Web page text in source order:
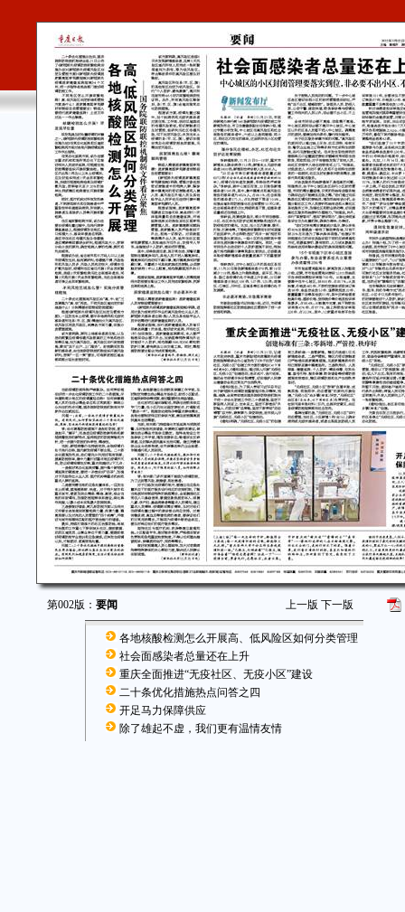
第002版： 要闻 上一版 下一版
各地核酸检测怎么开展高、低风险区如何分类管理
社会面感染者总量还在上升
重庆全面推进“无疫社区、无疫小区”建设
二十条优化措施热点问答之四
开足马力保障供应
除了雄起不虚，我们更有温情友情